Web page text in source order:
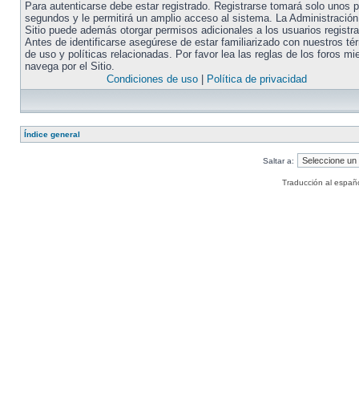
Para autenticarse debe estar registrado. Registrarse tomará solo unos
segundos y le permitirá un amplio acceso al sistema. La
Sitio puede además otorgar permisos adicionales a los usuarios
Antes de identificarse asegúrese de estar familiarizado con nuestros
de uso y políticas relacionadas. Por favor lea las reglas de los foros
navega por el Sitio.
Condiciones de uso| Política de privacidad
Índice general
Saltar a:
Traducción al